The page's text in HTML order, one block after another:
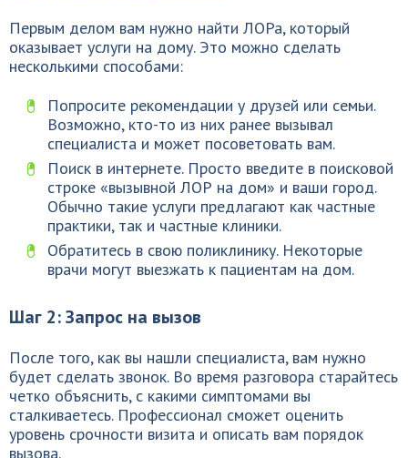
Первым делом вам нужно найти ЛОРа, который
оказывает услуги на дому. Это можно сделать
несколькими способами:
Попросите рекомендации у друзей или семьи.
Возможно, кто-то из них ранее вызывал
специалиста и может посоветовать вам.
Поиск в интернете. Просто введите в поисковой
строке «вызывной ЛОР на дом» и ваши город.
Обычно такие услуги предлагают как частные
практики, так и частные клиники.
Обратитесь в свою поликлинику. Некоторые
врачи могут выезжать к пациентам на дом.
Шаг 2: Запрос на вызов
После того, как вы нашли специалиста, вам нужно
будет сделать звонок. Во время разговора старайтесь
четко объяснить, с какими симптомами вы
сталкиваетесь. Профессионал сможет оценить
уровень срочности визита и описать вам порядок
вызова.